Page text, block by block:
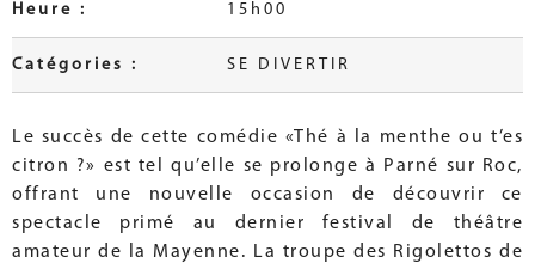
Heure : 15h00
Catégories : SE DIVERTIR
Le succès de cette comédie «Thé à la menthe ou t’es
citron ?» est tel qu’elle se prolonge à Parné sur Roc,
offrant une nouvelle occasion de découvrir ce
spectacle primé au dernier festival de théâtre
amateur de la Mayenne. La troupe des Rigolettos de